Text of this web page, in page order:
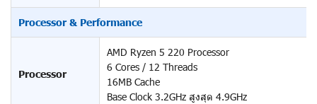
Processor & Performance
Processor
AMD Ryzen 5 220 Processor
6 Cores / 12 Threads
16MB Cache
Base Clock 3.2GHz สูงสุด 4.9GHz